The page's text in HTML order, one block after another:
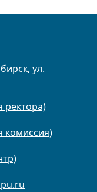
ул.
ректора)
комиссия)